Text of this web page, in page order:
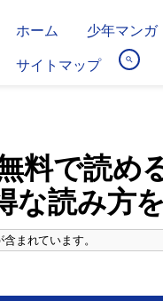
ホーム 少年マンガ
サイトマップ
料で読
な読み方